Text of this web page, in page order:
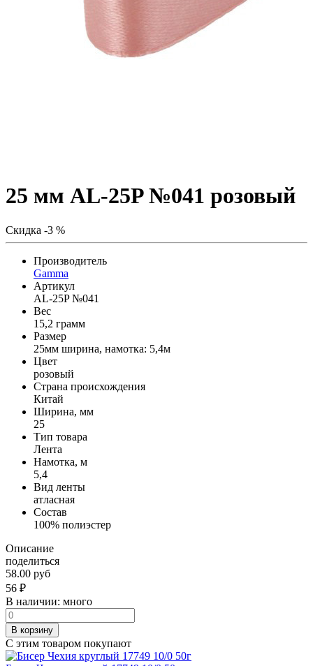
25 мм AL-25P №041 розовый
Скидка -3 %
Производитель
Gamma
Артикул
AL-25P №041
Вес
15,2 грамм
Размер
25мм ширина, намотка: 5,4м
Цвет
розовый
Страна происхождения
Китай
Ширина, мм
25
Тип товара
Лента
Намотка, м
5,4
Вид ленты
атласная
Состав
100% полиэстер
Описание
поделиться
58.00 руб
56 ₽
В наличии: много
В корзину
С этим товаром покупают